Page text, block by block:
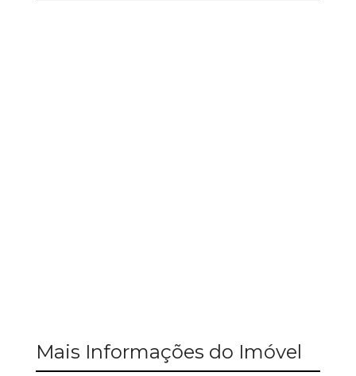
Mais Informações do Imóvel